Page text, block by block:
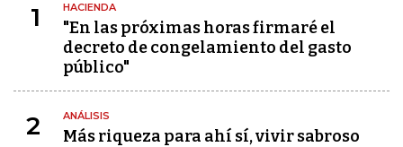
1 HACIENDA
"En las próximas horas firmaré el
decreto de congelamiento del gasto
público"
2 ANÁLISIS
Más riqueza para ahí sí, vivir sabroso